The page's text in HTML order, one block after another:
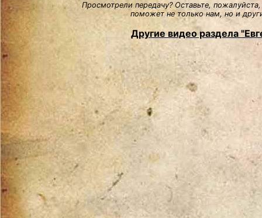
Просмотрели передачу? Оставьте,
поможет не только нам, но и
Другие видео раздела